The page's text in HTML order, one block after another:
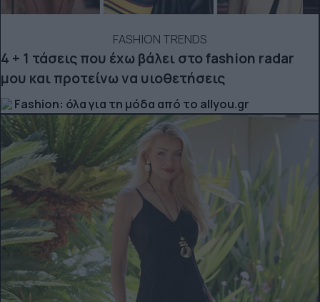
FASHION TRENDS
4 + 1 τάσεις που έχω βάλει στο fashion radar
μου και προτείνω να υιοθετήσεις
Fashion: όλα για τη μόδα από το allyou.gr